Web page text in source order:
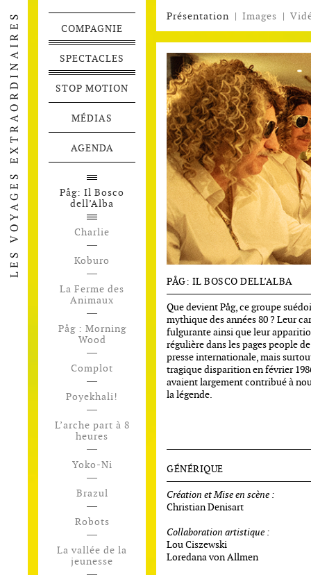
Présentation | Images |
PÅG: IL BOSCO DELL’ALBA
Que devient Påg, ce groupe
mythique des années 80 ? Leur
fulgurante ainsi que leur
régulière dans les pages people
presse internationale, mais
tragique disparition en février
avaient largement contribué à
la légende.
GÉNÉRIQUE
Création et Mise en scène :
Christian Denisart
Collaboration artistique :
Lou Ciszewski
Loredana von Allmen
COMPAGNIE
SPECTACLES
STOP MOTION
MÉDIAS
AGENDA
Påg: Il Bosco
dell’Alba
Charlie
Koburo
La Ferme des
Animaux
Påg : Morning
Wood
Complot
Poyekhali!
L’arche part à 8
heures
Yoko-Ni
Brazul
Robots
La vallée de la
jeunesse